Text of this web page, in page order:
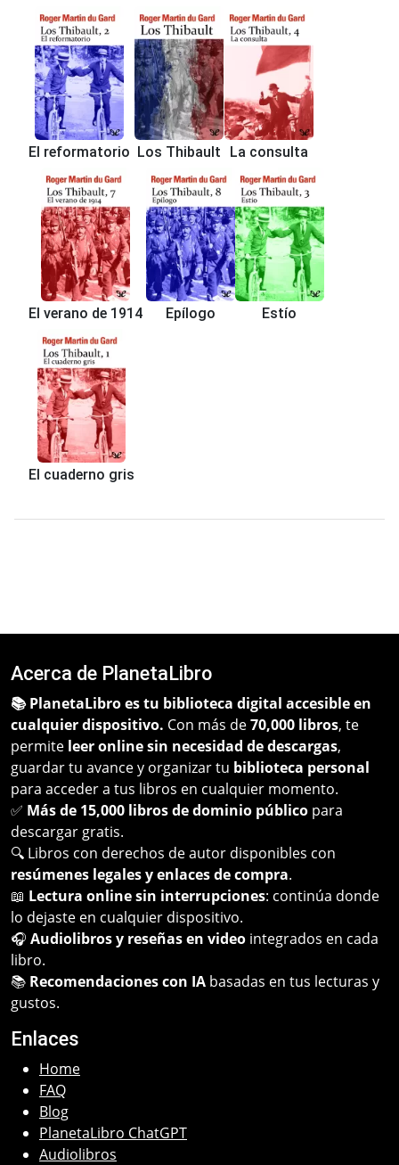
El reformatorio Los Thibault La consulta
El verano de 1914 Epílogo Estío
El cuaderno gris
Acerca de PlanetaLibro
📚 PlanetaLibro es tu biblioteca digital accesible en
cualquier dispositivo. Con más de70,000 libros, te
permite leer online sin necesidad de descargas,
guardar tu avance y organizar tu biblioteca personal
para acceder a tus libros en cualquier momento.
✅ Más de 15,000 libros de dominio público para
descargar gratis.
🔍 Libros con derechos de autor disponibles con
resúmenes legales y enlaces de compra.
📖 Lectura online sin interrupciones: continúa donde
lo dejaste en cualquier dispositivo.
🎧 Audiolibros y reseñas en video integrados en cada
libro.
📚 Recomendaciones con IA basadas en tus lecturas y
gustos.
Enlaces
Home
FAQ
Blog
PlanetaLibro ChatGPT
Audiolibros